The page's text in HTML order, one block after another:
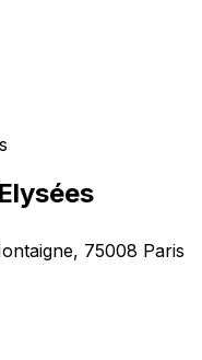
75008 Paris